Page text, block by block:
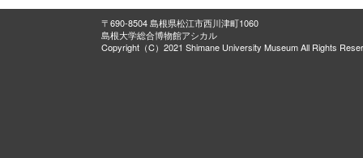
〒690-8504 島根県松江市西川津町1060
島根大学総合博物館アシカル
Copyright（C）2021 Shimane University Museum All Rights